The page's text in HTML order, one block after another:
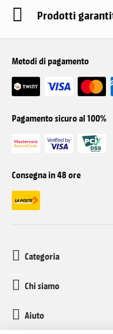
Prodotti
Metodi di pagamento
Pagamento sicuro al 100%
Consegna in 48 ore
Categoria
Chi siamo
Aiuto